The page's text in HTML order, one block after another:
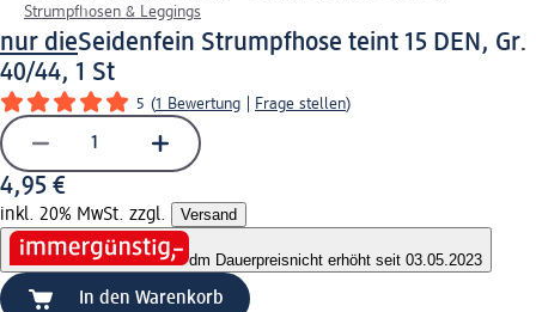
Strumpfhosen & Leggings
nur dieSeidenfein Strumpfhose teint 15 DEN, Gr.
40/44, 1 St
5 (1 Bewertung Frage stellen)
4,95 €
inkl. 20% MwSt. zzgl. Versand
dm Dauerpreisnicht erhöht seit 03.05.2023
In den Warenkorb